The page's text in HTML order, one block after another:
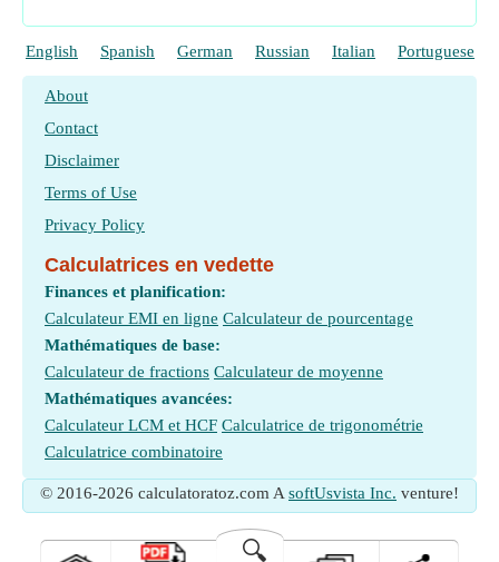
English Spanish German Russian Italian Portuguese
About
Contact
Disclaimer
Terms of Use
Privacy Policy
Calculatrices en vedette
Finances et planification:
Calculateur EMI en ligne Calculateur de pourcentage
Mathématiques de base:
Calculateur de fractions Calculateur de moyenne
Mathématiques avancées:
Calculateur LCM et HCF Calculatrice de trigonométrie
Calculatrice combinatoire
© 2016-2026 calculatoratoz.com A softUsvista Inc. venture!
🔍